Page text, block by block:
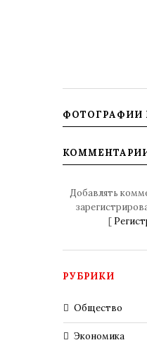
ФОТОГРАФИИ
Добавлять
[
РУБРИКИ
Общество
Экономика